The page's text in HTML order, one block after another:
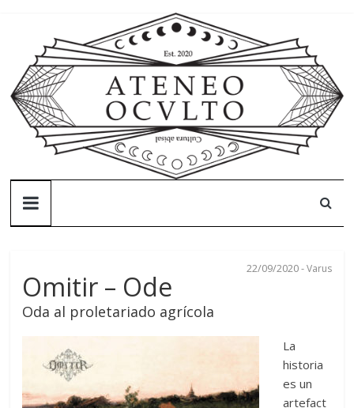
content
Ateneo
Oculto
Ateneo
Oculto
Cultura
22/09/2020-Varus
Omitir – Ode
Oda al proletariado agrícola
La
historia
es un
artefact